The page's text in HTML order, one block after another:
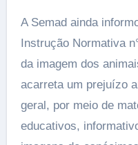
A Semad ainda
Instrução Normativa
da imagem dos
acarreta um prejuízo
geral, por meio de
educativos,